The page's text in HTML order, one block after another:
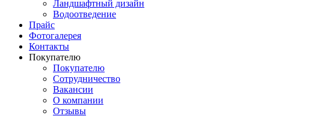
Ландшафтный дизайн
Водоотведение
Прайс
Фотогалерея
Контакты
Покупателю
Покупателю
Сотрудничество
Вакансии
О компании
Отзывы